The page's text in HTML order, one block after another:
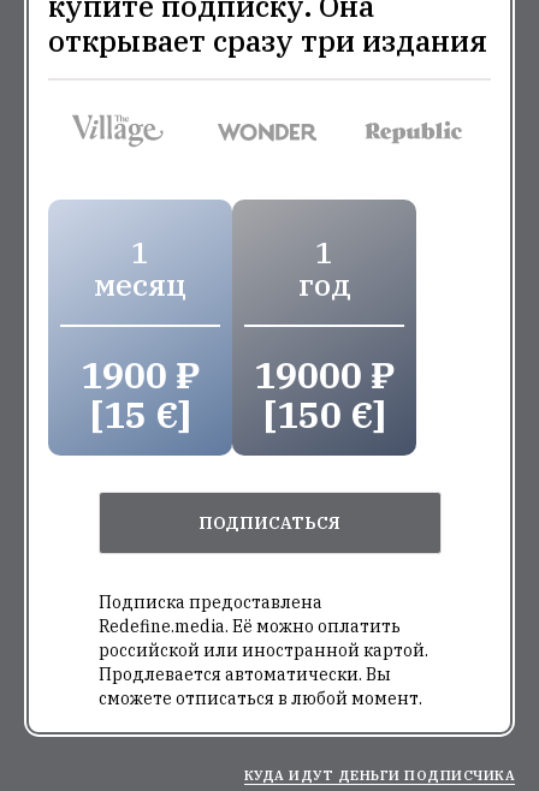
1
месяц
1900 ₽
[15 €]
19000 ₽
[150 €]
ПОДПИСАТЬСЯ
можно оплатить российской или иностранной
картой. Продлевается автоматически. Вы
КУДА ИДУТ ДЕНЬГИ ПОДПИСЧИКА
На связи The Village, это платный журнал. Чтобы читать
нас, нужна подписка. Купите её, чтобы мы продолжали